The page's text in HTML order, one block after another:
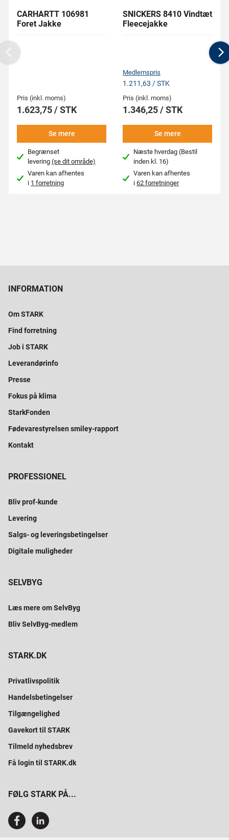
CARHARTT 106981
Foret Jakke
Pris (inkl. moms)
1.623,75 / STK
Se mere
Begrænset
levering(se dit område)
Varen kan afhentes
i 1 forretning
SNICKERS 8410 Vindtæt
Fleecejakke
Medlemspris
1.211,63 / STK
Pris (inkl. moms)
1.346,25 / STK
Se mere
Næste hverdag (Bestil
inden kl. 16)
Varen kan afhentes
i62 forretninger
Previous
INFORMATION
Om STARK
Find forretning
Job i STARK
Leverandørinfo
Presse
Fokus på klima
StarkFonden
Fødevarestyrelsen smiley-rapport
Kontakt
PROFESSIONEL
Bliv prof-kunde
Levering
Salgs- og leveringsbetingelser
Digitale muligheder
SELVBYG
Læs mere om SelvByg
Bliv SelvByg-medlem
STARK.DK
Privatlivspolitik
Handelsbetingelser
Tilgængelighed
Gavekort til STARK
Tilmeld nyhedsbrev
Få login til STARK.dk
FØLG STARK PÅ...